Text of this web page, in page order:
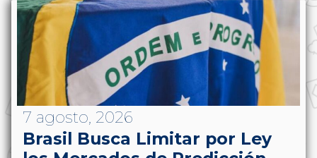
7 agosto, 2026
Brasil Busca Limitar por Ley